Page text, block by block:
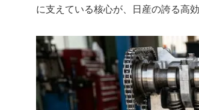
に支えている核心が、日産の誇る高